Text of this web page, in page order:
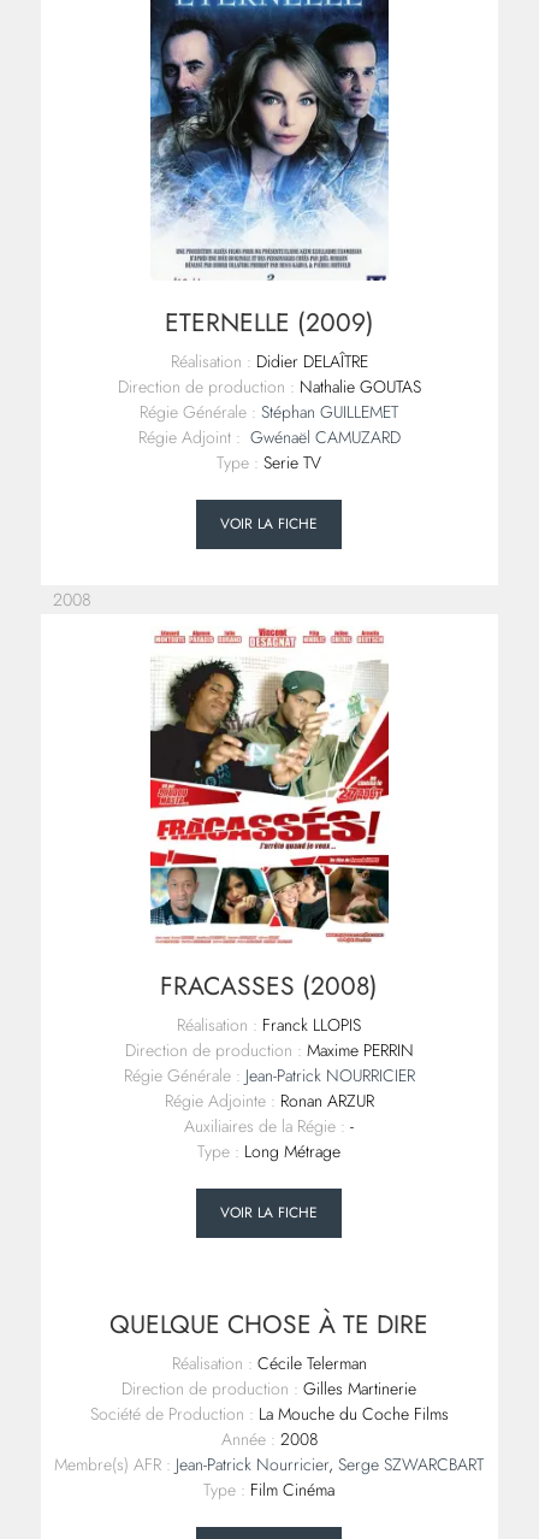
ETERNELLE (2009)
Réalisation : Didier DELAÎTRE
Direction de production : Nathalie GOUTAS
Régie Générale : Stéphan GUILLEMET
Régie Adjoint : Gwénaël CAMUZARD
Type : Serie TV
VOIR LA FICHE
2008
FRACASSES (2008)
Réalisation : Franck LLOPIS
Direction de production : Maxime PERRIN
Régie Générale : Jean-Patrick NOURRICIER
Régie Adjointe : Ronan ARZUR
Auxiliaires de la Régie :-
Type : Long Métrage
VOIR LA FICHE
QUELQUE CHOSE À TE DIRE
Réalisation : Cécile Telerman
Direction de production : Gilles Martinerie
Société de Production : La Mouche du Coche Films
Année : 2008
Membre(s) AFR : Jean-Patrick Nourricier,Serge SZWARCBART
Type : Film Cinéma